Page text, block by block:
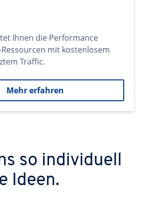
Ihnen die Performance
mit kostenlosem
Traffic.
Mehr erfahren
so individuell
Ideen.